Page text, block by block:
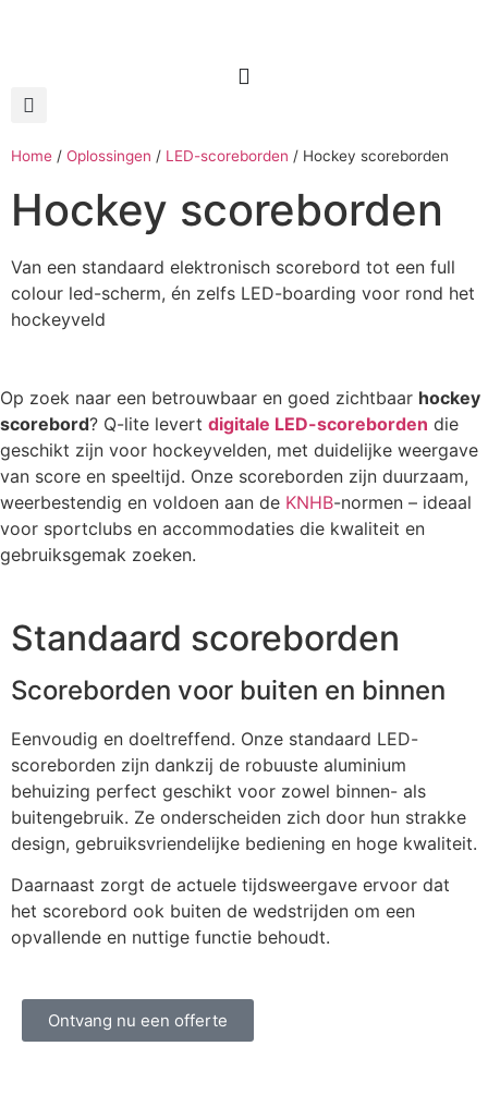
Home / Oplossingen / LED-scoreborden / Hockey scoreborden
Hockey scoreborden
Van een standaard elektronisch scorebord tot een full
colour led-scherm, én zelfs LED-boarding voor rond het
hockeyveld
Op zoek naar een betrouwbaar en goed zichtbaar hockey
scorebord? Q-lite levert digitale LED-scoreborden die
geschikt zijn voor hockeyvelden, met duidelijke weergave
van score en speeltijd. Onze scoreborden zijn duurzaam,
weerbestendig en voldoen aan de KNHB-normen – ideaal
voor sportclubs en accommodaties die kwaliteit en
gebruiksgemak zoeken.
Standaard scoreborden
Scoreborden voor buiten en binnen
Eenvoudig en doeltreffend. Onze standaard LED-
scoreborden zijn dankzij de robuuste aluminium
behuizing perfect geschikt voor zowel binnen- als
buitengebruik. Ze onderscheiden zich door hun strakke
design, gebruiksvriendelijke bediening en hoge kwaliteit.
Daarnaast zorgt de actuele tijdsweergave ervoor dat
het scorebord ook buiten de wedstrijden om een
opvallende en nuttige functie behoudt.
Ontvang nu een offerte